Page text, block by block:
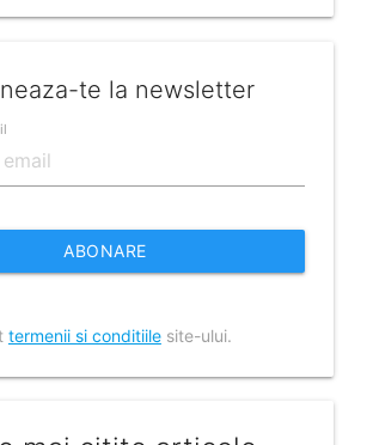
te la newsletter
ABONARE
termenii si conditiilesite-ului.